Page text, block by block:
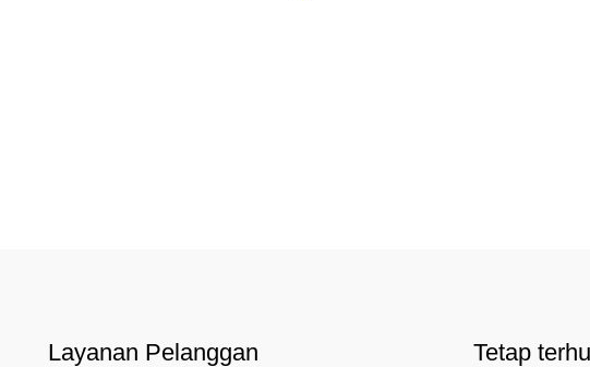
Layanan Pelanggan Tetap